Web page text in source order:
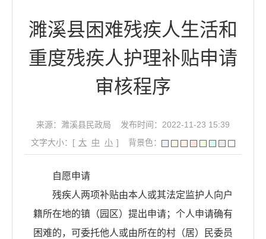
濉溪县困难残疾人生活和
重度残疾人护理补贴申请
审核程序
来源：濉溪县民政局
发布时间：2022-11-23 15:39
文字大小：[ 大 中 小 ] 背景色：
自愿申请
残疾人两项补贴由本人或其法定监护人向户
籍所在地的镇（园区）提出申请；个人申请确有
困难的，可委托他人或由所在的村（居）民委员